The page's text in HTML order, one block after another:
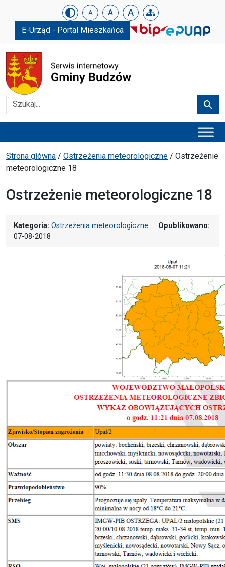
Urząd Gminy w Budzowie
Skip menu A A A
E-Urząd - Portal Mieszkańca
Szukaj
Ścieżka powrotu
Strona główna / Ostrzeżenia meteorologiczne / Ostrzeżenie
meteorologiczne 18
Ostrzeżenie meteorologiczne 18
Kategoria: Ostrzeżenia meteorologiczne
Opublikowano:
07-08-2018